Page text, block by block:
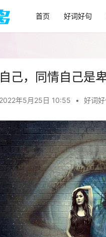
首页 好词好句
己，同情自己是
2022年5月25日 10:55 • 好词好